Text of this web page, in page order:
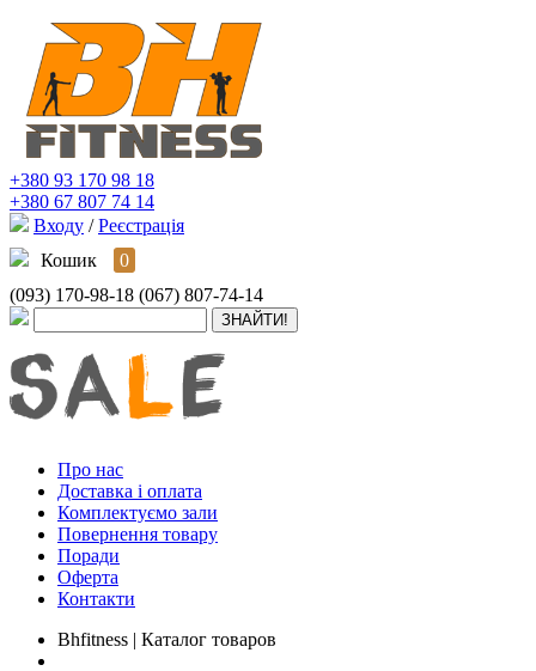
+380 93 170 98 18
+380 67 807 74 14
Входу / Реєстрація
Кошик
0
(093) 170-98-18 (067) 807-74-14
Про нас
Доставка і оплата
Комплектуємо зали
Повернення товару
Поради
Оферта
Контакти
Bhfitness | Каталог товаров